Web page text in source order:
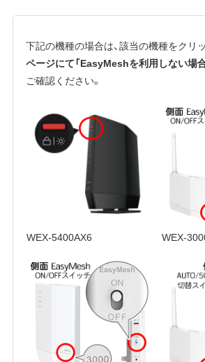
下記の機種の場合は、該当の機種をクリ
ページにて「EasyMeshを利用しない場
ご確認ください。
WEX-5400AX6 WEX-